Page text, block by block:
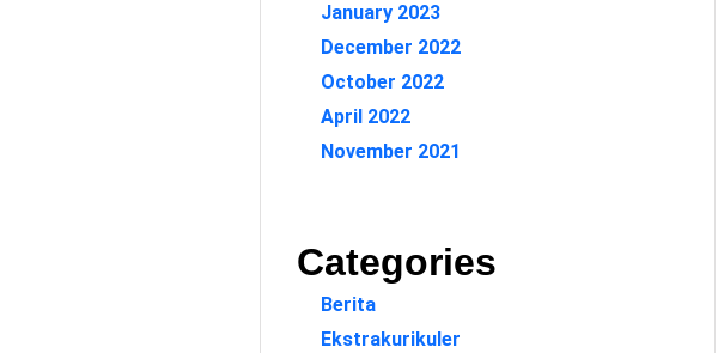
January 2023
December 2022
October 2022
April 2022
November 2021
Categories
Berita
Ekstrakurikuler